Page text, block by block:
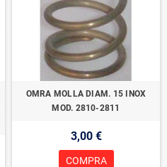
OMRA MOLLA DIAM. 15 INOX
MOD. 2810-2811
3,00 €
COMPRA